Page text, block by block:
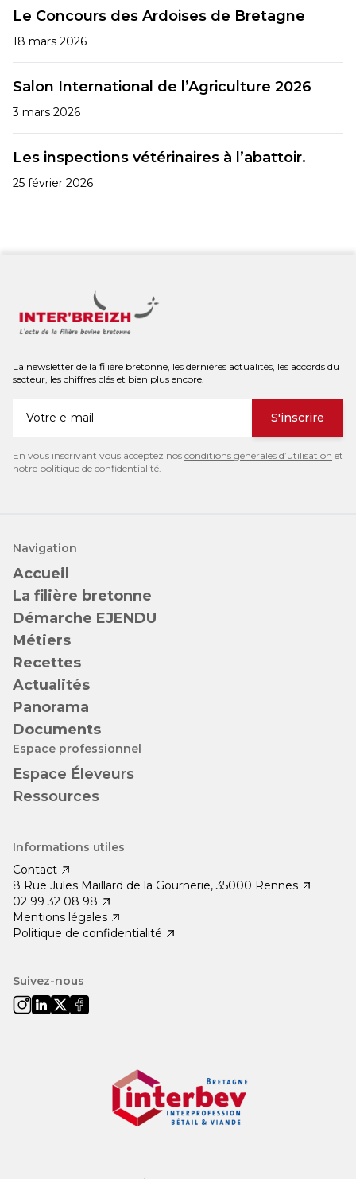
Le Concours des Ardoises de Bretagne
18 mars 2026
Salon International de l’Agriculture 2026
3 mars 2026
Les inspections vétérinaires à l’abattoir.
25 février 2026
La newsletter de la filière bretonne, les dernières actualités, les accords du
secteur, les chiffres clés et bien plus encore.
S'inscrire
En vous inscrivant vous acceptez nos conditions générales d’utilisation et
notre politique de confidentialité.
Navigation
Accueil
La filière bretonne
Démarche EJENDU
Métiers
Recettes
Actualités
Panorama
Documents
Espace professionnel
Espace Éleveurs
Ressources
Informations utiles
Contact
8 Rue Jules Maillard de la Gournerie, 35000 Rennes
02 99 32 08 98
Mentions légales
Politique de confidentialité
Suivez-nous